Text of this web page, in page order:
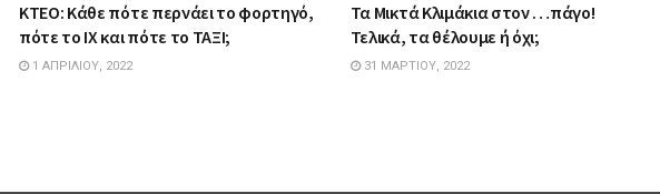
ΚΤΕΟ: Κάθε πότε περνάει το φορτηγό,
πότε το ΙΧ και πότε το ΤΑΞΙ;
1 ΑΠΡΙΛΊΟΥ, 2022
Τα Mικτά Kλιμάκια στον …πάγο!
Τελικά, τα θέλουμε ή όχι;
31 ΜΑΡΤΊΟΥ, 2022